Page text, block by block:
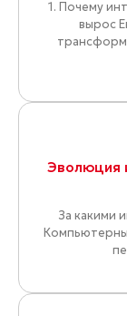
1. Почему
вырос
Эволюция
За какими